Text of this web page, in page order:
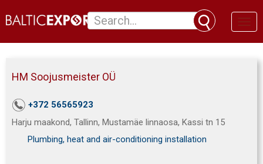
HM Soojusmeister OÜ
+372 56565923
Harju maakond, Tallinn, Mustamäe linnaosa, Kassi tn 15
Plumbing, heat and air-conditioning installation